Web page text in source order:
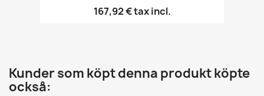
167,92 €tax incl.
Kunder som köpt denna produkt köpte
också: